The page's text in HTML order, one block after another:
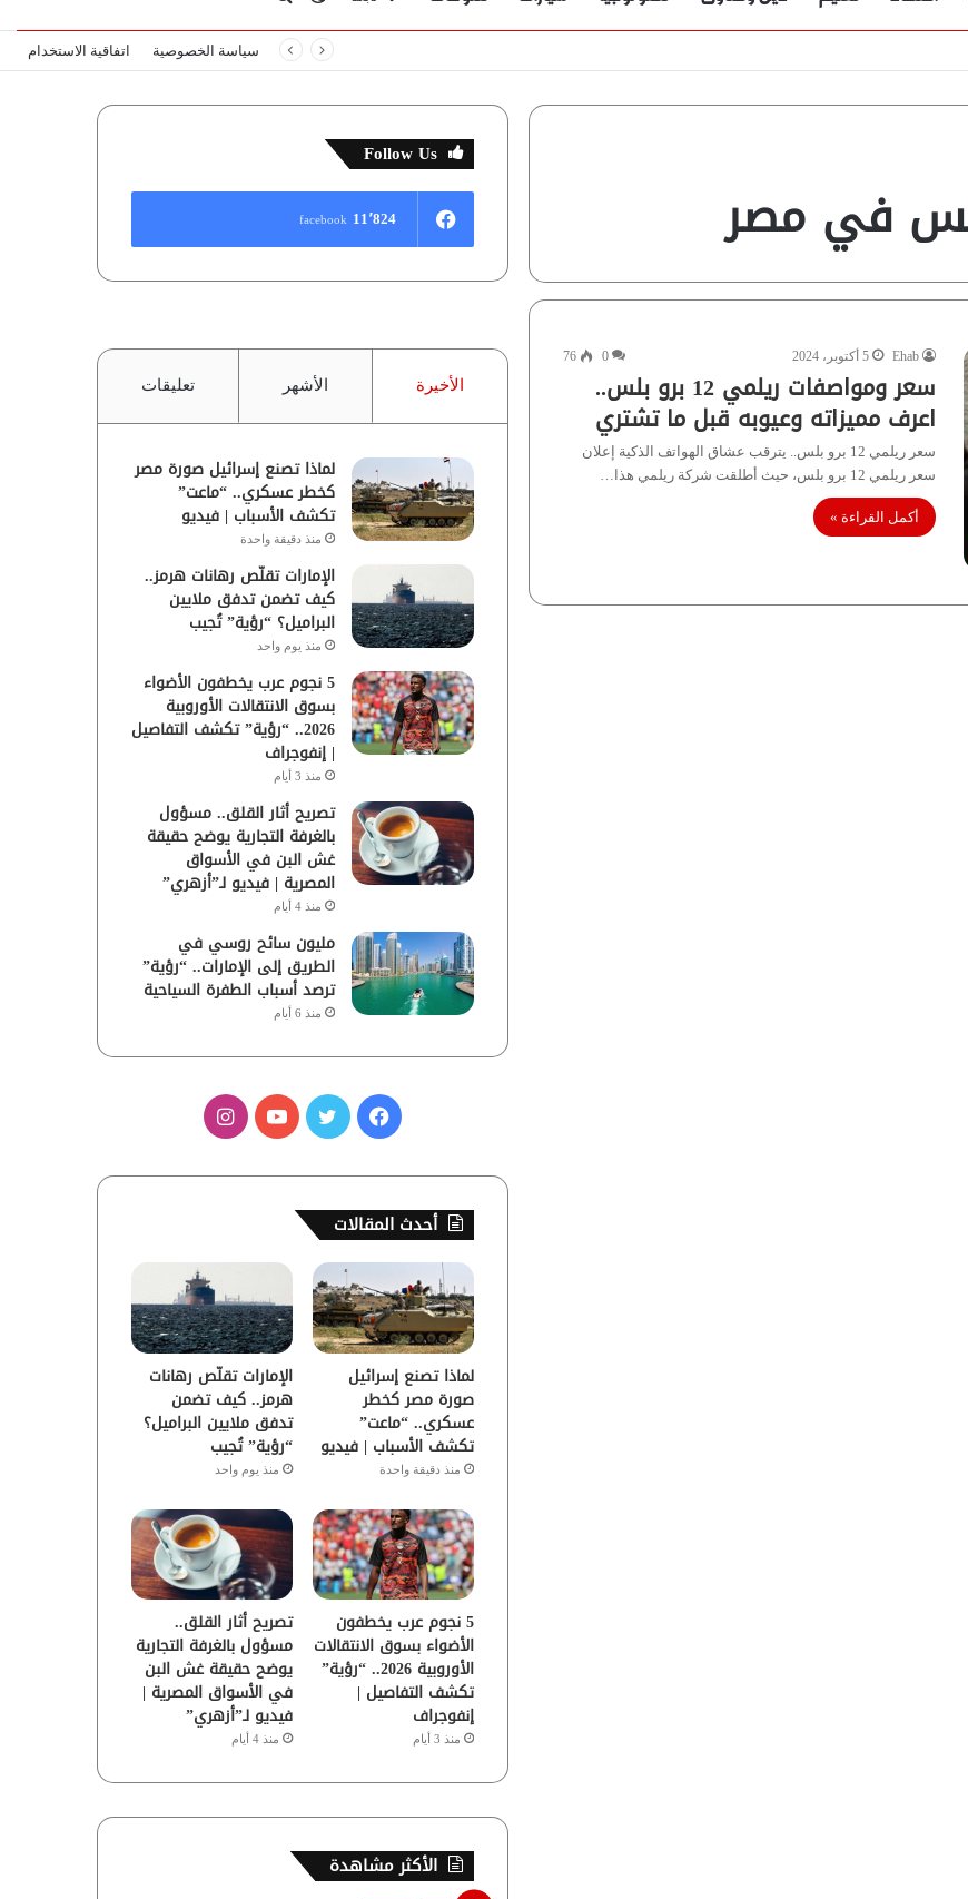
عنالمظلم
سياسة الخصوصية اتفاقية الاستخدام
Ehab 5 أكتوبر، 2024 0
76
سعر ومواصفات ريلمي 12 برو بلس..
اعرف مميزاته وعيوبه قبل ما تشتري
سعر ريلمي 12 برو بلس.. يترقب عشاق الهواتف الذكية إعلان
سعر ريلمي 12 برو بلس، حيث أطلقت شركة ريلمي هذا…
أكمل القراءة »
Follow Us
11٬824 facebook
الأخيرة الأشهر تعليقات
لماذا تصنع إسرائيل صورة مصر
كخطر عسكري.. “ماعت”
تكشف الأسباب | فيديو
منذ دقيقة واحدة
الإمارات تقلّص رهانات هرمز..
كيف تضمن تدفق ملايين
البراميل؟ “رؤية” تُجيب
منذ يوم واحد
5 نجوم عرب يخطفون الأضواء
بسوق الانتقالات الأوروبية
2026.. “رؤية” تكشف التفاصيل
| إنفوجراف
منذ 3 أيام
تصريح أثار القلق.. مسؤول
بالغرفة التجارية يوضح حقيقة
غش البن في الأسواق
المصرية | فيديو لـ”أزهري”
منذ 4 أيام
مليون سائح روسي في
الطريق إلى الإمارات.. “رؤية”
ترصد أسباب الطفرة السياحية
منذ 6 أيام
ف
س
و
ك
ي
ر
ب
ا
ق
ر
ا
م
أحدث المقالات
لماذا تصنع إسرائيل
صورة مصر كخطر
عسكري.. “ماعت”
تكشف الأسباب | فيديو
منذ دقيقة واحدة
الإمارات تقلّص رهانات
هرمز.. كيف تضمن
تدفق ملايين البراميل؟
“رؤية” تُجيب
منذ يوم واحد
5 نجوم عرب يخطفون
الأضواء بسوق الانتقالات
الأوروبية 2026.. “رؤية”
تكشف التفاصيل |
إنفوجراف
منذ 3 أيام
تصريح أثار القلق..
مسؤول بالغرفة التجارية
يوضح حقيقة غش البن
في الأسواق المصرية |
فيديو لـ”أزهري”
منذ 4 أيام
الأكثر مشاهدة